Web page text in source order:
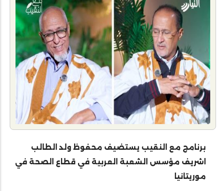
برنامج مع النقيب يستضيف محفوظ ولد الطالب
اشريف مؤسس الشعبة العربية في قطاع الصحة في
موريتانيا